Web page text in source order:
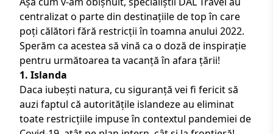
centralizat o parte din destinațiile de top în care
poți călători fără restricții în toamna anului 2022.
Sperăm ca acestea să vină ca o doză de inspirație
pentru următoarea ta vacanță în afara țării!
1. Islanda
Daca iubești natura, cu siguranță vei fi fericit să
auzi faptul că autoritățile islandeze au eliminat
toate restricțiile impuse în contextul pandemiei de